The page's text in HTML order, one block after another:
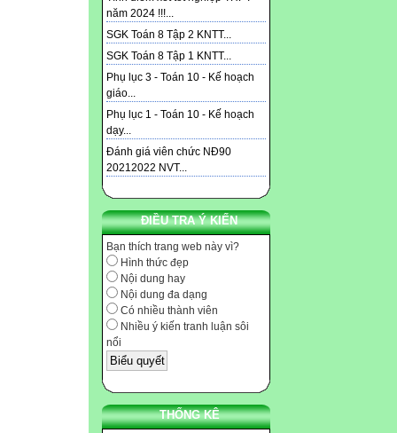
năm 2024 !!!...
SGK Toán 8 Tập 2 KNTT...
SGK Toán 8 Tập 1 KNTT...
Phụ lục 3 - Toán 10 - Kế hoạch
giáo...
Phụ lục 1 - Toán 10 - Kế hoạch
dạy...
Đánh giá viên chức NĐ90
20212022 NVT...
ĐIỀU TRA Ý KIẾN
Bạn thích trang web này vì?
Hình thức đẹp
Nội dung hay
Nội dung đa dạng
Có nhiều thành viên
Nhiều ý kiến tranh luận sôi
nổi
THỐNG KÊ